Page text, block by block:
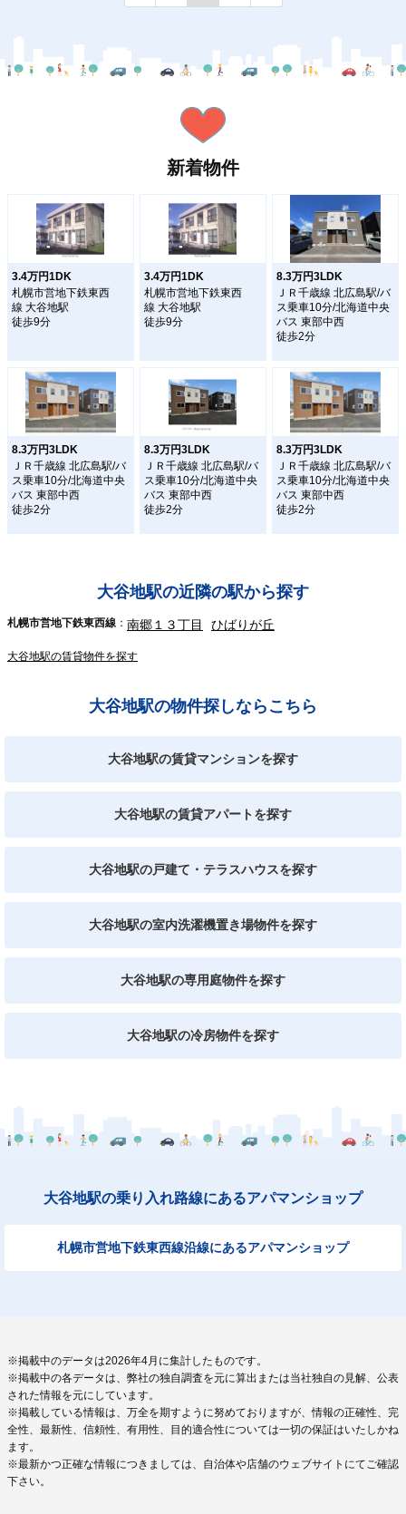
新着物件
3.4万円1DK
札幌市営地下鉄東西
線 大谷地駅
徒歩9分
3.4万円1DK
札幌市営地下鉄東西
線 大谷地駅
徒歩9分
8.3万円3LDK
ＪＲ千歳線 北広島駅/バ
ス乗車10分/北海道中央
バス 東部中西
徒歩2分
8.3万円3LDK
ＪＲ千歳線 北広島駅/バ
ス乗車10分/北海道中央
バス 東部中西
徒歩2分
8.3万円3LDK
ＪＲ千歳線 北広島駅/バ
ス乗車10分/北海道中央
バス 東部中西
徒歩2分
8.3万円3LDK
ＪＲ千歳線 北広島駅/バ
ス乗車10分/北海道中央
バス 東部中西
徒歩2分
大谷地駅の近隣の駅から探す
札幌市営地下鉄東西線 南郷１３丁目 ひばりが丘
大谷地駅の賃貸物件を探す
大谷地駅の物件探しならこちら
大谷地駅の賃貸マンションを探す
大谷地駅の賃貸アパートを探す
大谷地駅の戸建て・テラスハウスを探す
大谷地駅の室内洗濯機置き場物件を探す
大谷地駅の専用庭物件を探す
大谷地駅の冷房物件を探す
大谷地駅の乗り入れ路線にあるアパマンショップ
札幌市営地下鉄東西線沿線にあるアパマンショップ
※掲載中のデータは2026年4月に集計したものです。
※掲載中の各データは、弊社の独自調査を元に算出または当社独自の見解、公表
された情報を元にしています。
※掲載している情報は、万全を期すように努めておりますが、情報の正確性、完
全性、最新性、信頼性、有用性、目的適合性については一切の保証はいたしかね
ます。
※最新かつ正確な情報につきましては、自治体や店舗のウェブサイトにてご確認
下さい。